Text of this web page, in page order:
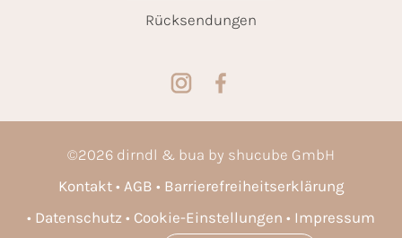
Rücksendungen
©2026 dirndl & bua by shucube GmbH
Kontakt
AGB
Barrierefreiheitserklärung
Datenschutz
Cookie-Einstellungen Impressum